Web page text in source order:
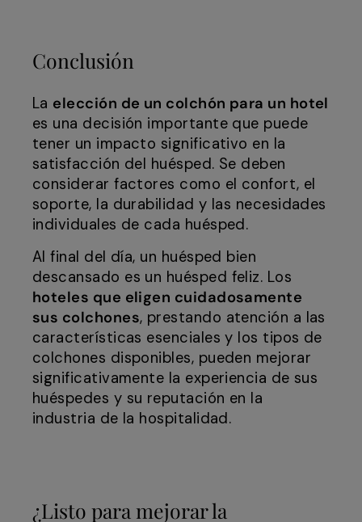
Conclusión
La elección de un colchón para un hotel
es una decisión importante que puede
tener un impacto significativo en la
satisfacción del huésped. Se deben
considerar factores como el confort, el
soporte, la durabilidad y las necesidades
individuales de cada huésped.
Al final del día, un huésped bien
descansado es un huésped feliz. Los
hoteles que eligen cuidadosamente
sus colchones, prestando atención a las
características esenciales y los tipos de
colchones disponibles, pueden mejorar
significativamente la experiencia de sus
huéspedes y su reputación en la
industria de la hospitalidad.
¿Listo para mejorar la